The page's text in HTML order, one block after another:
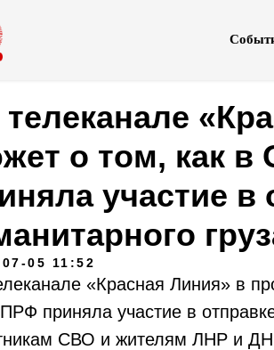
телеканале
о том, как в
участие в
05 11:52
«Красная Линия» в
приняла участие в
СВО и жителям ЛНР и